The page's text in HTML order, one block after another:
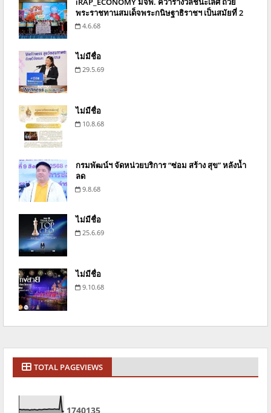
พระราชทานสมเด็จพระกนิษฐาธิราชฯ เป็นสมัยที่ 2
4.6.68
ไม่มีชื่อ
29.5.69
ไม่มีชื่อ
10.8.68
กรมพัฒน์ฯ จัดหน่วยบริการ “ซ่อม สร้าง สุข” หลังน้ำ
ลด
9.8.68
ไม่มีชื่อ
25.6.69
ไม่มีชื่อ
9.10.68
TOTAL PAGEVIEWS
1740135